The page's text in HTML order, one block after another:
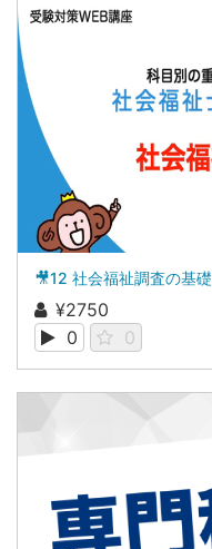
🎥12 社会福祉調査の基礎
¥2750
0
0